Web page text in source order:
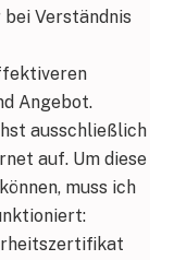
Verständnis
Angebot.
ausschließlich
auf. Um diese
muss ich